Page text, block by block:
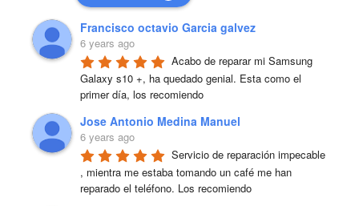
Francisco octavio Garcia galvez
6 years ago
Acabo de reparar mi Samsung
Galaxy s10 +, ha quedado genial. Esta como el
primer día, los recomiendo
Jose Antonio Medina Manuel
6 years ago
Servicio de reparación impecable
, mientra me estaba tomando un café me han
reparado el teléfono. Los recomiendo